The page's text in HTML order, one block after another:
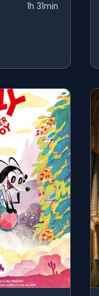
1h 31min